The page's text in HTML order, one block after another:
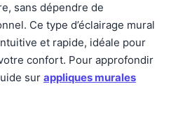
sans dépendre de
Ce type d’éclairage mural
et rapide, idéale pour
confort. Pour approfondir
sur appliques murales